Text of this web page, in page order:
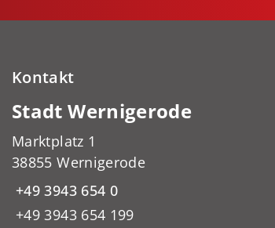
Kontakt
Stadt Wernigerode
Marktplatz 1
38855 Wernigerode
+49 3943 654 0
+49 3943 654 199